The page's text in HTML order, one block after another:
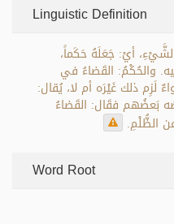
Linguistic Definition
أيْ: جَعَلَهُ حَكَماً،
والحُكْمُ: القَضاءُ في
لَزِم ذلك غَيْرَه أم لا، يُقال:
بَعضُهم فقَال: القَضاءُ
الظُّلْمِ.
Word Root